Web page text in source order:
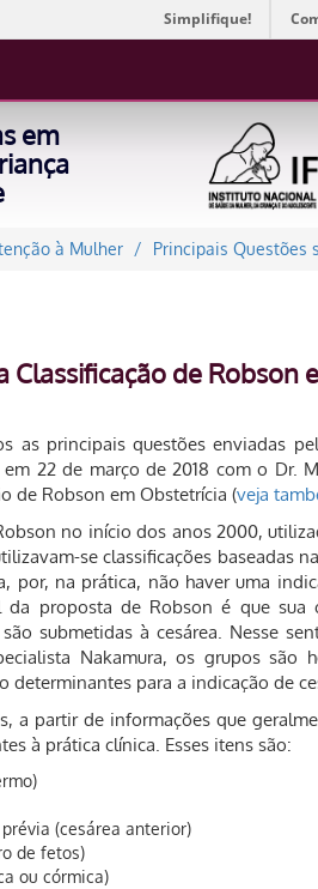
Simplifique!
em
à Mulher Principais Questões
Classificação de Robson
as principais questões enviadas
22 de março de 2018 com o Dr.
de Robson em Obstetrícia (veja
no início dos anos 2000,
se classificações baseadas
por, na prática, não haver uma
proposta de Robson é que sua
submetidas à cesárea. Nesse
Nakamura, os grupos são
determinantes para a indicação de
a partir de informações que
à prática clínica. Esses itens são:
(cesárea anterior)
de fetos)
ou córmica)